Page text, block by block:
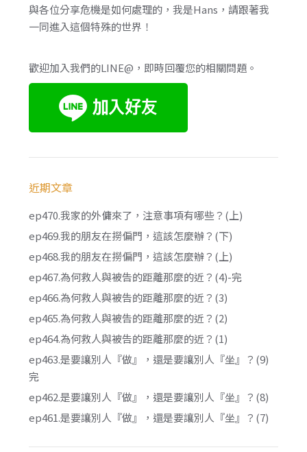
與各位分享危機是如何處理的，我是Hans，請跟著我
一同進入這個特殊的世界！
歡迎加入我們的LINE@，即時回覆您的相關問題。
近期文章
ep470.我家的外傭來了，注意事項有哪些？(上)
ep469.我的朋友在撈偏門，這該怎麼辦？(下)
ep468.我的朋友在撈偏門，這該怎麼辦？(上)
ep467.為何救人與被告的距離那麼的近？(4)-完
ep466.為何救人與被告的距離那麼的近？(3)
ep465.為何救人與被告的距離那麼的近？(2)
ep464.為何救人與被告的距離那麼的近？(1)
ep463.是要讓別人『做』，還是要讓別人『坐』？(9)
完
ep462.是要讓別人『做』，還是要讓別人『坐』？(8)
ep461.是要讓別人『做』，還是要讓別人『坐』？(7)